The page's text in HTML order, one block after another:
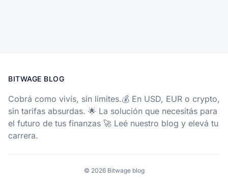
BITWAGE BLOG
Cobrá como vivís, sin limites.💰 En USD, EUR o crypto,
sin tarifas absurdas. 🌟 La solución que necesitás para
el futuro de tus finanzas 🚀 Leé nuestro blog y elevá tu
carrera.
© 2026 Bitwage blog